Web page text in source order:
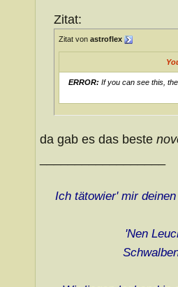
Zitat:
Zitat von astroflex
ERROR: If you can see this,
da gab es das beste
Ich tätowier' mir
'Nen